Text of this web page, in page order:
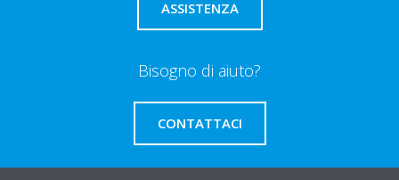
ASSISTENZA
Bisogno di aiuto?
CONTATTACI